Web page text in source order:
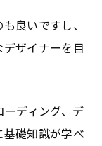
良いですし、
ザイナーを目
ディング、デ
礎知識が学べ